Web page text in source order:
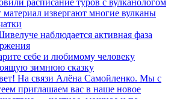
расписание туров с вулканологом
материал извергают многие вулканы
наблюдается активная фаза
себе и любимому человеку
зимнюю сказку
На связи Алёна Самойленко. Мы с
приглашаем вас в наше новое